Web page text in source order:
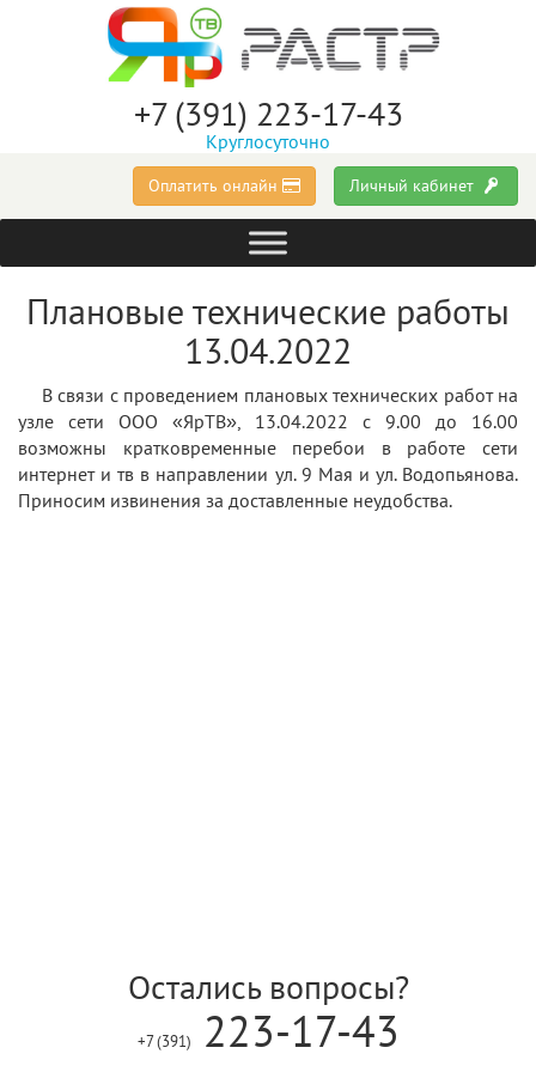
+7 (391) 223-17-43
Круглосуточно
Личный кабинет
Оплатить онлайн
Плановые технические работы
13.04.2022
В связи с проведением плановых технических работ на
узле сети ООО «ЯрТВ», 13.04.2022 с 9.00 до 16.00
возможны кратковременные перебои в работе сети
интернет и тв в направлении ул. 9 Мая и ул. Водопьянова.
Приносим извинения за доставленные неудобства.
Остались вопросы?
+7 (391) 223-17-43